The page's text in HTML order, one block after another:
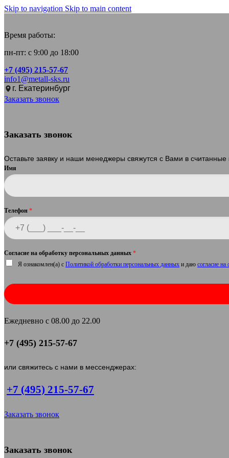
Skip to navigation Skip to main content
Время работы:
пн-пт: с 9:00 до 18:00
+7 (495) 215-57-67
info1@metall-sks.ru
г. Екатеринбург
Заказать звонок
Заказать звонок
Оставьте заявку и наши менеджеры свяжутся с Вами в считанные
Имя
Телефон *
Согласие на обработку персональных данных *
Я ознакомлен(а) с Политикой обработки персональных данных и даю согласие
Ежедневно с 08.00 до 22.00
+7 (495) 215-57-67
или свяжитесь с нами в мессенджерах:
+7 (495) 215-57-67
Заказать звонок
Заказать звонок